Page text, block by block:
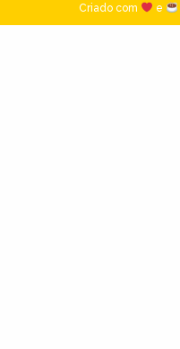
Criado com
e